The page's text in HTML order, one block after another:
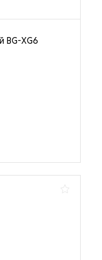
BG-XG6